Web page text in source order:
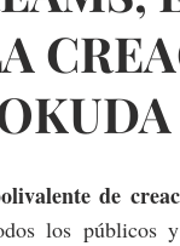
de
los públicos